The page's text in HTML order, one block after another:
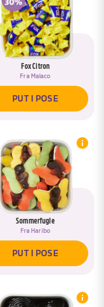
Fox Citron
Fra Malaco
PUT I POSE
Sommerfugle
Fra Haribo
PUT I POSE
ASK-
SPAN>
POSE